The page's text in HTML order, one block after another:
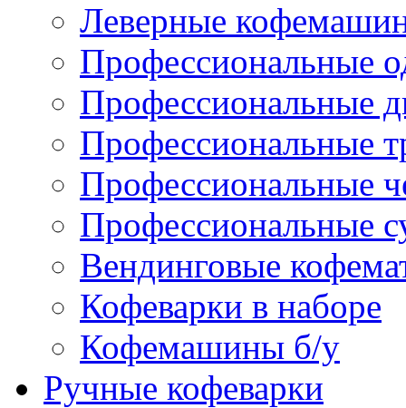
Леверные
Профессиональные
Профессиональные
Профессиональные
Профессиональные
Профессиональные
Вендинговые
Кофеварки в наборе
Кофемашины б/у
Ручные кофеварки